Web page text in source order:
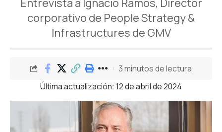
Entrevista a Ignacio Ramos, Director
corporativo de People Strategy &
Infrastructures de GMV
Última actualización: 12 de abril de 2024
3 minutos de lectura